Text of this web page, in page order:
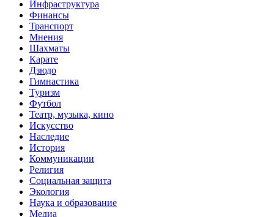
Инфраструктура
Финансы
Транспорт
Мнения
Шахматы
Карате
Дзюдо
Гимнастика
Туризм
Футбол
Театр, музыка, кино
Искусство
Наследие
История
Коммуникации
Религия
Социальная защита
Экология
Наука и образование
Медиа